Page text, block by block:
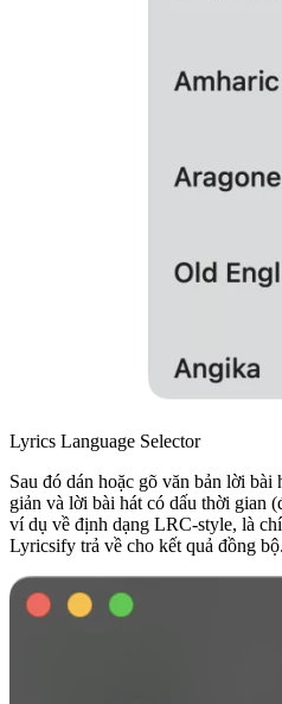
Lyrics Language Selector
Sau đó dán hoặc gõ văn bản lời
giản và lời bài hát có dấu thời
ví dụ về định dạng LRC-style, là
Lyricsify trả về cho kết quả đồng bộ.